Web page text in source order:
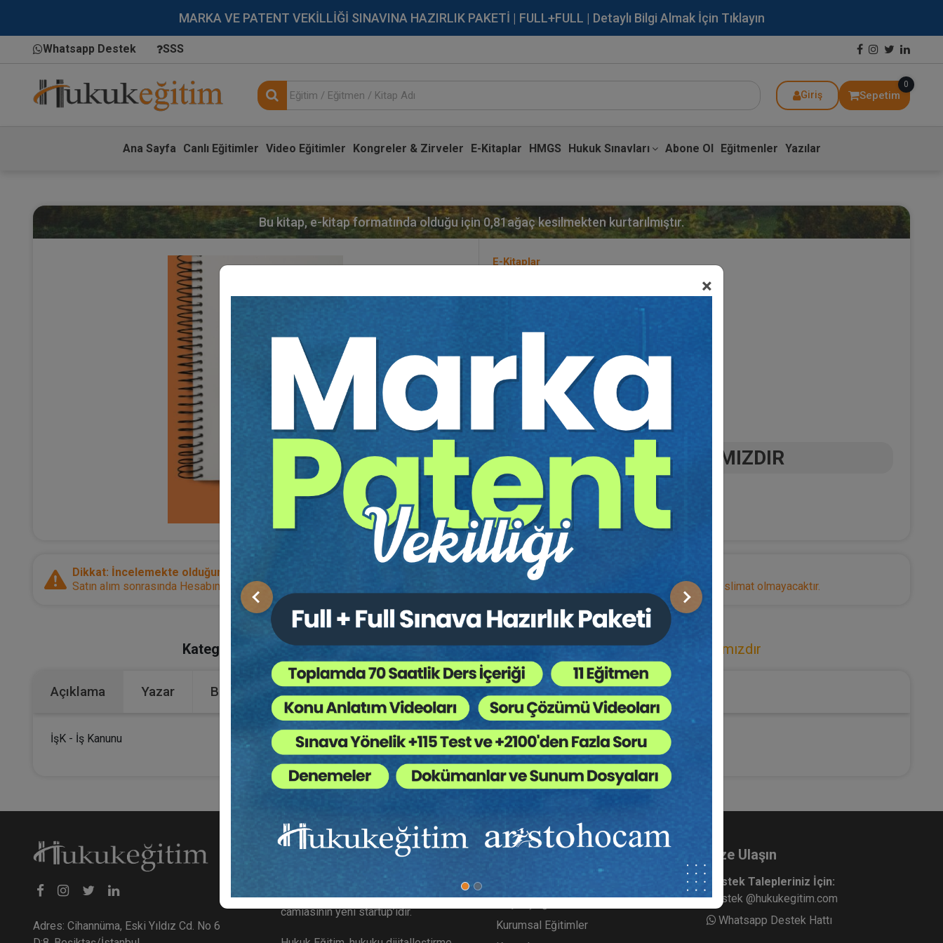
MARKA VE PATENT VEKİLLİĞİ SINAVINA HAZIRLIK PAKETİ | FULL+FULL | Detaylı Bilgi Almak İçin Tıklayın
Whatsapp Destek SSS
Giriş Sepetim
0
Ana Sayfa Canlı Eğitimler Video Eğitimler Kongreler & Zirveler E-Kitaplar HMGS Hukuk Sınavları Abone Ol Eğitmenler Yazılar
×
Önceki Sonraki
Bu kitap, e-kitap formatında olduğu için0,81ağaç kesilmekten kurtarılmıştır.
E-Kitaplar
Sayfa Sayısı:
Yayın Tarihi: 26.12.2020
Baskı:
Tür:
Basılı Olsaydı Fiyatı:
ÜCRETSİZ - ARMAĞANIMIZDIR
Dikkat: İncelemekte olduğunuz ürün bir e-kitaptır.
Satın alım sonrasında Hesabım sayfanız üzerinden direkt olarak ulaşabilir ve cihazlarınızdan okuyabilirsiniz. Adresinize herhangi bir teslimat olmayacaktır.
Kategoriler: Bütün Hukuk Kitapları,İş ve Sosyal Güvenlik Hukuku,Ücretsizler / Armağanımızdır
Açıklama Yazar Bu Kitap İçin Kaç Ağaç Kesiliyor ?
İşK - İş Kanunu
Adres: Cihannüma, Eski Yıldız Cd. No 6
Hakkımızda
hukukegitim.com Aristo tarafından
kurulmuş bir teknoloji markası, hukuk
camiasının yeni startup’ıdır.
Kurumsal Eğitimler
Bize Ulaşın
Destek Talepleriniz İçin:
destek @hukukegitim.com
Whatsapp Destek Hattı